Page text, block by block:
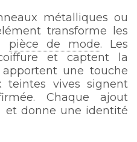
métalliques ou
transforme les
pièce de mode. Les
et captent la
apportent une touche
teintes vives signent
Chaque ajout
et donne une identité